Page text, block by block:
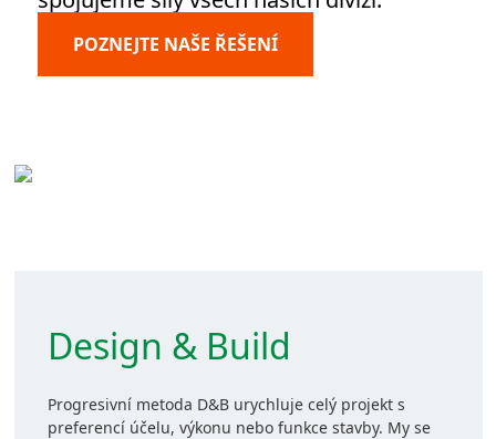
POZNEJTE NAŠE ŘEŠENÍ
Design & Build
Progresivní metoda D&B urychluje celý projekt s
preferencí účelu, výkonu nebo funkce stavby. My se